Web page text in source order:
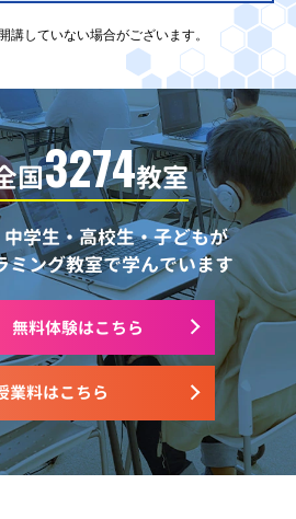
していない場合がございます。
国3274教室
学生・高校生・子どもが
ミング教室で学んでいます
業料はこちら
無料体験はこちら